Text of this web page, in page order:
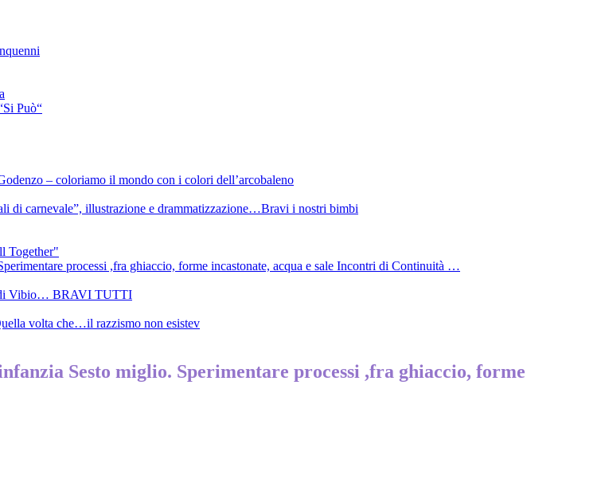
Può“
– coloriamo il mondo con i colori dell’arcobaleno
di carnevale”, illustrazione e drammatizzazione…Bravi i nostri bimbi
Together"
processi ,fra ghiaccio, forme incastonate, acqua e sale Incontri di Continuità …
di Vibio… BRAVI TUTTI
volta che…il razzismo non esistev
Sesto miglio. Sperimentare processi ,fra ghiaccio, forme